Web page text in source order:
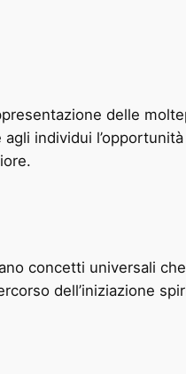
delle
individui
concetti universali
dell’iniziazione